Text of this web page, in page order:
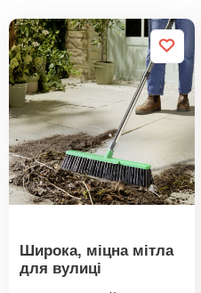
Широка, міцна мітла
для вулиці